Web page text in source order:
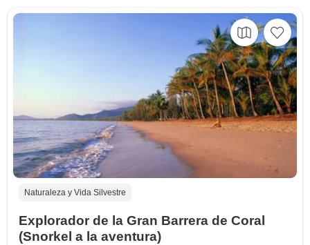
Naturaleza y Vida Silvestre
Explorador de la Gran Barrera de Coral
(Snorkel a la aventura)